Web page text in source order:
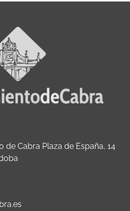
de Cabra Plaza de España, 14